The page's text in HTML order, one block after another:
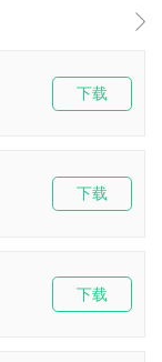
下载
下载
下载